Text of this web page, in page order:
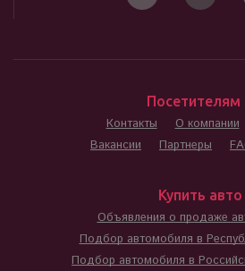
Посетителям
Контакты О компании
Вакансии
Партнеры
Купить авто
Объявления о продаже
Подбор автомобиля в
Подбор автомобиля в